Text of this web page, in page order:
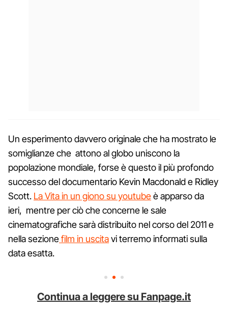
Un esperimento davvero originale che ha mostrato le
somiglianze che attono al globo uniscono la
popolazione mondiale, forse è questo il più profondo
successo del documentario Kevin Macdonald e Ridley
Scott. La Vita in un giono su youtubeè apparso da
ieri, mentre per ciò che concerne le sale
cinematografiche sarà distribuito nel corso del 2011 e
nella sezionefilm in uscitavi terremo informati sulla
data esatta.
Continua a leggere su Fanpage.it